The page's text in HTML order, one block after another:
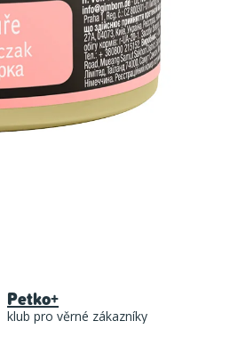
Petko+
klub pro věrné zákazníky